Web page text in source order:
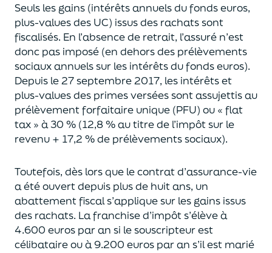
Seuls les gains (intérêts annuels du fonds euros,
plus-values des UC) issus des rachats sont
fiscalisés. En l’absence de retrait, l’assuré n’est
donc pas imposé (en dehors des prélèvements
sociaux annuels sur les intérêts du fonds euros).
Depuis le 27 septembre 2017, les intérêts et
plus-values des primes verséessont assujettis au
prélèvement forfaitaire unique (PFU) ou « flat
tax » à 30 % (12,8 % au titre de l’impôt sur le
revenu + 17,2 % de prélèvements sociaux).
Toutefois, dès lors que le contrat d’assurance-vie
a été ouvert depuis plus de huit ans, un
abattement fiscal s’applique sur les gains issus
des rachats. La franchise d’impôts’élève à
4.600 euros par an si le souscripteurest
célibataire ou à 9.200 euros par an s’il est marié